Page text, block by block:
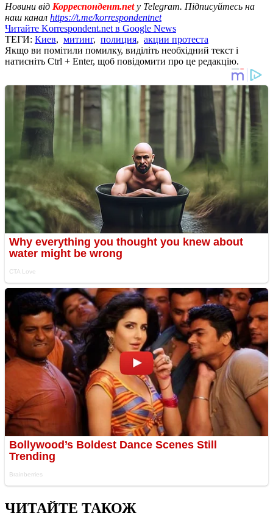
Новини від Корреспондент.netу Telegram. Підписуйтесь на
наш канал https://t.me/korrespondentnet
Читайте Korrespondent.net в Google News
ТЕГИ: Киев, митинг, полиция, акции протеста
Якщо ви помітили помилку, виділіть необхідний текст і
натисніть Ctrl + Enter, щоб повідомити про це редакцію.
ЧИТАЙТЕ ТАКОЖ